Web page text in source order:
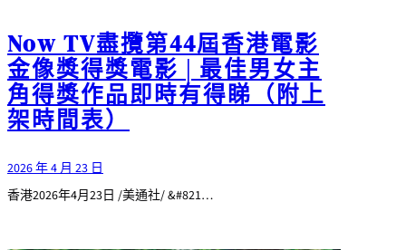
Now TV盡攬第44屆香港電影
金像獎得獎電影 | 最佳男女主
角得獎作品即時有得睇（附上
架時間表）
2026 年 4 月 23 日
香港2026年4月23日 /美通社/ &#821…